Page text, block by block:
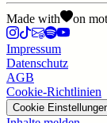
Made with on
Impressum
Datenschutz
AGB
Cookie-Richtlinien
Cookie